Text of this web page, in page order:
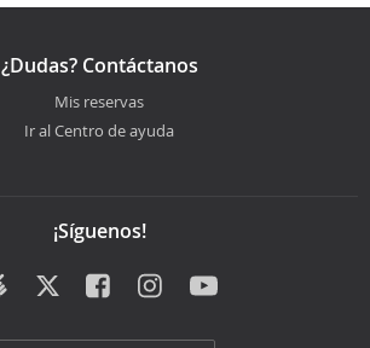
¿Dudas? Contáctanos
Mis reservas
Ir al Centro de ayuda
¡Síguenos!